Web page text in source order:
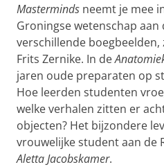
Masterminds neemt je mee
Groningse wetenschap aan
verschillende
Frits Zernike. In de
jaren oude preparaten op
Hoe leerden studenten
welke verhalen zitten er
objecten? Het bijzondere
vrouwelijke student aan de
Aletta Jacobskamer.